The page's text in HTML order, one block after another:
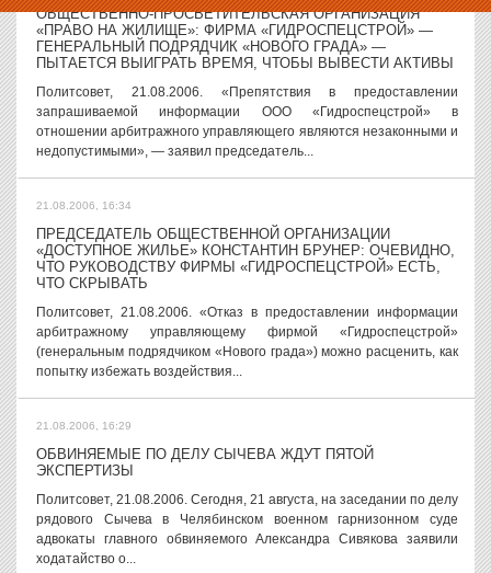
ОБЩЕСТВЕННО-ПРОСВЕТИТЕЛЬСКАЯ ОРГАНИЗАЦИЯ
«ПРАВО НА ЖИЛИЩЕ»: ФИРМА «ГИДРОСПЕЦСТРОЙ» —
ГЕНЕРАЛЬНЫЙ ПОДРЯДЧИК «НОВОГО ГРАДА» —
ПЫТАЕТСЯ ВЫИГРАТЬ ВРЕМЯ, ЧТОБЫ ВЫВЕСТИ АКТИВЫ
Политсовет, 21.08.2006. «Препятствия в предоставлении
запрашиваемой информации ООО «Гидроспецстрой» в
отношении арбитражного управляющего являются незаконными и
недопустимыми», — заявил председатель...
21.08.2006, 16:34
ПРЕДСЕДАТЕЛЬ ОБЩЕСТВЕННОЙ ОРГАНИЗАЦИИ
«ДОСТУПНОЕ ЖИЛЬЕ» КОНСТАНТИН БРУНЕР: ОЧЕВИДНО,
ЧТО РУКОВОДСТВУ ФИРМЫ «ГИДРОСПЕЦСТРОЙ» ЕСТЬ,
ЧТО СКРЫВАТЬ
Политсовет, 21.08.2006. «Отказ в предоставлении информации
арбитражному управляющему фирмой «Гидроспецстрой»
(генеральным подрядчиком «Нового града») можно расценить, как
попытку избежать воздействия...
21.08.2006, 16:29
ОБВИНЯЕМЫЕ ПО ДЕЛУ СЫЧЕВА ЖДУТ ПЯТОЙ
ЭКСПЕРТИЗЫ
Политсовет, 21.08.2006. Сегодня, 21 августа, на заседании по делу
рядового Сычева в Челябинском военном гарнизонном суде
адвокаты главного обвиняемого Александра Сивякова заявили
ходатайство о...